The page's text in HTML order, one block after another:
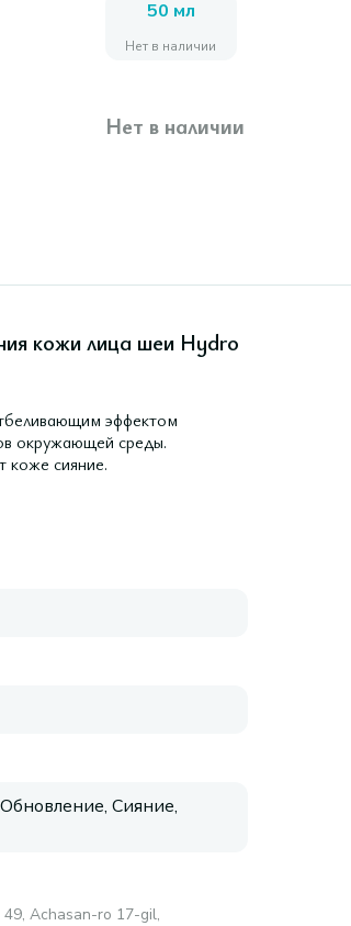
50 мл
Нет в наличии
Нет в наличии
кожи лица шеи Hydro
эффектом
окружающей среды.
коже сияние.
Сияние,
49, Achasan-ro 17-gil,